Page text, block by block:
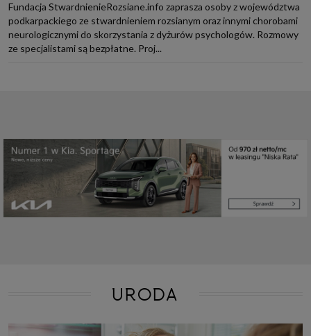
Fundacja StwardnienieRozsiane.info zaprasza osoby z województwa
podkarpackiego ze stwardnieniem rozsianym oraz innymi chorobami
neurologicznymi do skorzystania z dyżurów psychologów. Rozmowy
ze specjalistami są bezpłatne. Proj...
URODA